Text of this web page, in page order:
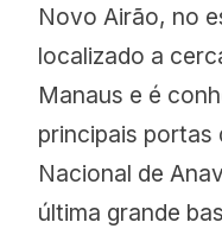
Novo Airão, no
localizado a
Manaus e é
principais portas
Nacional de
última grande